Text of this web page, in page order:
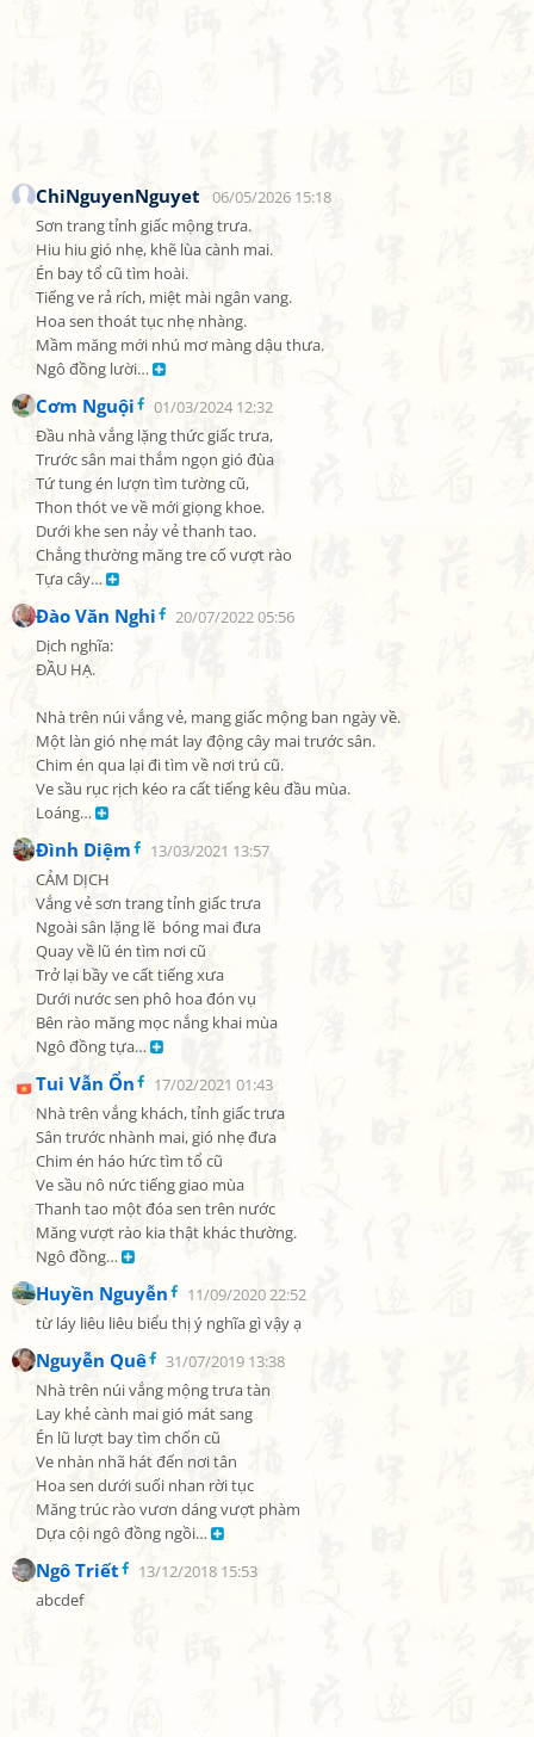
ChiNguyenNguyet
06/05/2026 15:18
Sơn trang tỉnh giấc mộng trưa.
Hiu hiu gió nhẹ, khẽ lùa cành mai.
Én bay tổ cũ tìm hoài.
Tiếng ve rả rích, miệt mài ngân vang.
Hoa sen thoát tục nhẹ nhàng.
Mầm măng mới nhú mơ màng dậu thưa.
Ngô đồng lười…
Cơm Nguội
01/03/2024 12:32
Đầu nhà vắng lặng thức giấc trưa,
Trước sân mai thắm ngọn gió đùa
Tứ tung én lượn tìm tường cũ,
Thon thót ve về mới giọng khoe.
Dưới khe sen nảy vẻ thanh tao.
Chẳng thường măng tre cố vượt rào
Tựa cây…
Đào Văn Nghi
20/07/2022 05:56
Dịch nghĩa:
ĐẦU HẠ.
Nhà trên núi vắng vẻ, mang giấc mộng ban ngày về.
Một làn gió nhẹ mát lay động cây mai trước sân.
Chim én qua lại đi tìm về nơi trú cũ.
Ve sầu rục rịch kéo ra cất tiếng kêu đầu mùa.
Loáng…
Đình Diệm
13/03/2021 13:57
CẢM DỊCH
Vắng vẻ sơn trang tỉnh giấc trưa
Ngoài sân lặng lẽ  bóng mai đưa
Quay về lũ én tìm nơi cũ
Trở lại bầy ve cất tiếng xưa
Dưới nước sen phô hoa đón vụ
Bên rào măng mọc nắng khai mùa
Ngô đồng tựa…
Tui Vẫn Ổn
17/02/2021 01:43
Nhà trên vắng khách, tỉnh giấc trưa
Sân trước nhành mai, gió nhẹ đưa
Chim én háo hức tìm tổ cũ
Ve sầu nô nức tiếng giao mùa
Thanh tao một đóa sen trên nước
Măng vượt rào kia thật khác thường.
Ngô đồng…
Huyền Nguyễn
11/09/2020 22:52
từ láy liêu liêu biểu thị ý nghĩa gì vậy ạ
Nguyễn Quê
31/07/2019 13:38
Nhà trên núi vắng mộng trưa tàn
Lay khẻ cành mai gió mát sang
Én lũ lượt bay tìm chốn cũ
Ve nhàn nhã hát đến nơi tân
Hoa sen dưới suối nhan rời tục
Măng trúc rào vươn dáng vượt phàm
Dựa cội ngô đồng ngồi…
Ngô Triết
13/12/2018 15:53
abcdef